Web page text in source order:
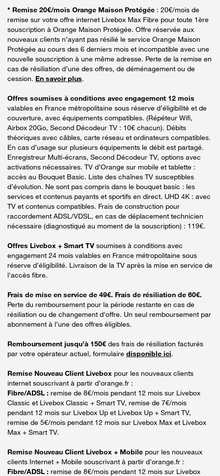
* Remise 20€/mois Orange Maison Protégée : 20€/mois de
remise sur votre offre internet Livebox Max Fibre pour toute 1ère
souscription à Orange Maison Protégée. Offre réservée aux
nouveaux clients n’ayant pas résilié le service Orange Maison
Protégée au cours des 6 derniers mois et incompatible avec une
nouvelle souscription à une même adresse. Perte de la remise en
cas de résiliation d’une des offres, de déménagement ou de
cession. En savoir plus.
Offres soumises à conditions avec engagement 12 mois
valables en France métropolitaine sous réserve d’éligibilité et de
couverture, avec équipements compatibles. (Répéteur Wifi,
Airbox 20Go, Second Décodeur TV : 10€ chacun). Débits
théoriques avec câbles, carte réseau et ordinateurs compatibles.
En cas d’usage sur plusieurs équipements le débit est partagé.
Enregistreur Multi-écrans, Second Décodeur TV, options avec
activations nécessaires. TV d’Orange sur mobile et tablette :
accès au Bouquet Basic. Liste des chaînes TV susceptibles
d’évolution. Ne sont pas compris dans le bouquet basic : les
services et contenus payants et sportifs en direct. UHD 4K : avec
TV et contenus compatibles. Frais de construction pour
raccordement ADSL/VDSL, en cas de déplacement technicien
nécessaire (diagnostiqué au moment de la souscription) : 119€.
Offres Livebox + Smart TV soumises à conditions avec
engagement 24 mois valables en France métropolitaine sous
réserve d’éligibilité. Livraison de la TV après la mise en service de
l'accès fibre.
Frais de mise en service de 49€. Frais de résiliation de 60€.
Perte du remboursement pour la période restante en cas de
résiliation ou de changement d'offre. Un seul remboursement par
abonnement à l’une des offres éligibles.
Remboursement jusqu’à 150€ des frais de résiliation facturés
par votre opérateur actuel, formulaire disponible ici.
Remise Nouveau Client Livebox pour les nouveaux clients
internet souscrivant à partir d’orange.fr :
Fibre/ADSL : remise de 8€/mois pendant 12 mois sur Livebox
Classic et Livebox Classic + Smart TV, remise de 7€/mois
pendant 12 mois sur Livebox Up et Livebox Up + Smart TV,
remise de 5€/mois pendant 12 mois sur Livebox Max et Livebox
Max + Smart TV.
Remise Nouveau Client Livebox + Mobile pour les nouveaux
clients Internet + Mobile souscrivant à partir d’orange.fr :
Fibre/ADSL : remise de 8€/mois pendant 12 mois sur Livebox